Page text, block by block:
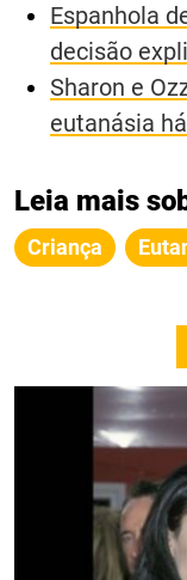
Espanhola
decisão
Sharon e
eutanásia
Leia mais
Criança